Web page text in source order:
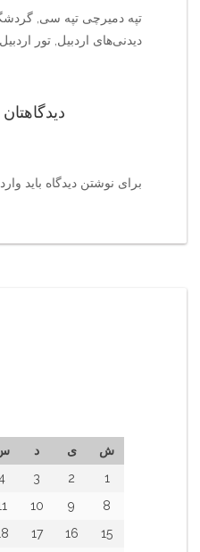
تپه دمیرچی تپه سی,
دیدنی‌های اردبیل, تور
برای نوشتن دیدگاه باید
ش ی د
1
2
3
8
9
10
15
16
17